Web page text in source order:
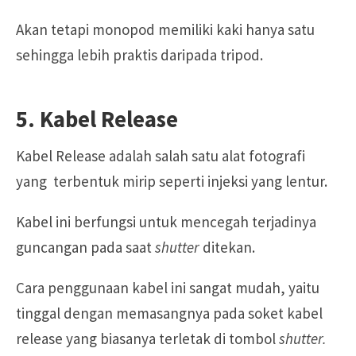
Akan tetapi monopod memiliki kaki hanya satu
sehingga lebih praktis daripada tripod.
5. Kabel Release
Kabel Release adalah salah satu alat fotografi
yang terbentuk mirip seperti injeksi yang lentur.
Kabel ini berfungsi untuk mencegah terjadinya
guncangan pada saatshutter ditekan.
Cara penggunaan kabel ini sangat mudah, yaitu
tinggal dengan memasangnya pada soket kabel
release yang biasanya terletak di tombolshutter.